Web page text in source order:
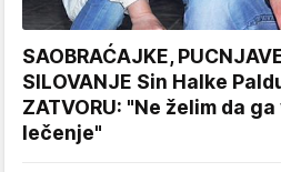
SAOBRAĆAJKE,
SILOVANJE Sin Halke
ZATVORU: "Ne želim da
lečenje"